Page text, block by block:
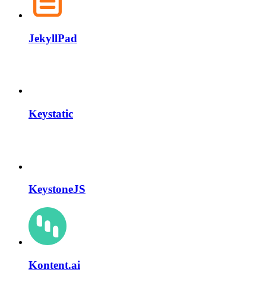
JekyllPad
Keystatic
KeystoneJS
Kontent.ai